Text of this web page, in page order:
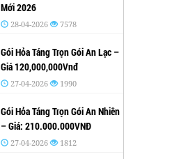
Mới 2026
28-04-2026 7578
Gói Hỏa Táng Trọn Gói An Lạc –
Giá 120,000,000Vnđ
27-04-2026 1990
Gói Hỏa Táng Trọn Gói An Nhiên
– Giá: 210.000.000VNĐ
27-04-2026 1812